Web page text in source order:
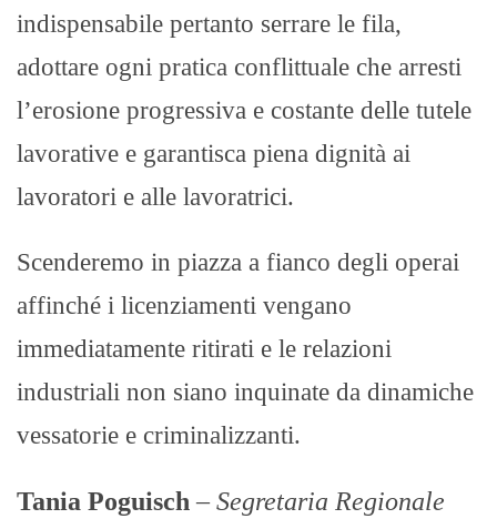
indispensabile pertanto serrare le fila,
adottare ogni pratica conflittuale che arresti
l’erosione progressiva e costante delle tutele
lavorative e garantisca piena dignità ai
lavoratori e alle lavoratrici.
Scenderemo in piazza a fianco degli operai
affinché i licenziamenti vengano
immediatamente ritirati e le relazioni
industriali non siano inquinate da dinamiche
vessatorie e criminalizzanti.
Tania Poguisch –Segretaria Regionale